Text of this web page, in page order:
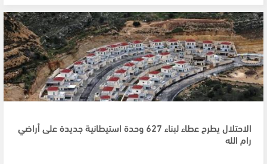
الاحتلال يطرح عطاء لبناء 627 وحدة استيطانية جديدة على أراضي
رام الله